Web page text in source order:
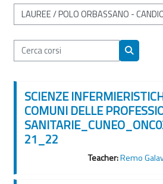
Categorie di corso
Cerca corsi
Cerca corsi
SCIENZE
COMUNI DELLE
21_22
Teacher:Remo